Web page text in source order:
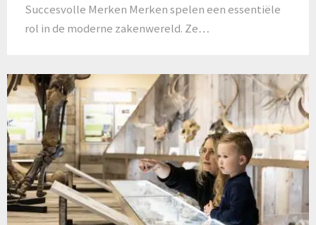
Succesvolle Merken Merken spelen een essentiële
rol in de moderne zakenwereld. Ze…